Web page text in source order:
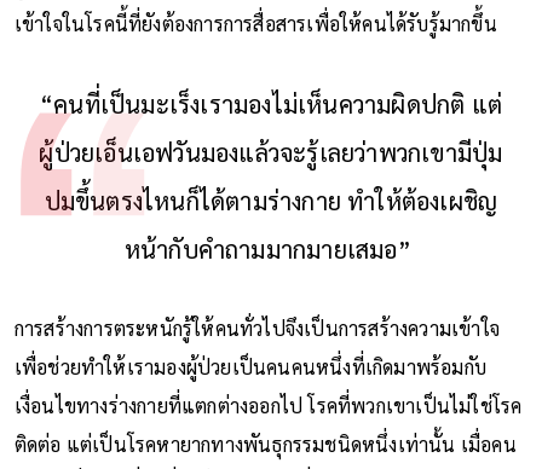
เข้าใจในโรคนี้ที่ยังต้องการการสื่อสารเพื่อให้คนได้รับรู้มากขึ้น
“คนที่เป็นมะเร็งเรามองไม่เห็นความผิดปกติ แต่
ผู้ป่วยเอ็นเอฟวันมองแล้วจะรู้เลยว่าพวกเขามีปุ่ม
ปมขึ้นตรงไหนก็ได้ตามร่างกาย ทำให้ต้องเผชิญ
หน้ากับคำถามมากมายเสมอ”
การสร้างการตระหนักรู้ให้คนทั่วไปจึงเป็นการสร้างความเข้าใจ
เพื่อช่วยทำให้เรามองผู้ป่วยเป็นคนคนหนึ่งที่เกิดมาพร้อมกับ
เงื่อนไขทางร่างกายที่แตกต่างออกไป โรคที่พวกเขาเป็นไม่ใช่โรค
ติดต่อ แต่เป็นโรคหายากทางพันธุกรรมชนิดหนึ่งเท่านั้น เมื่อคน